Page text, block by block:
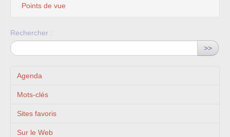
Points de vue
Rechercher :
>>
Agenda
Mots-clés
Sites favoris
Sur le Web